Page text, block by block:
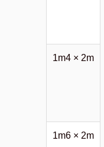
1m4 × 2m
1m6 × 2m